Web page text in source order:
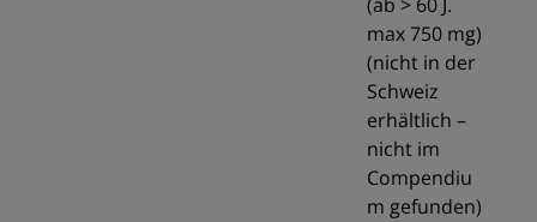
(ab > 60 J.
max 750 mg)
(nicht in der
Schweiz
erhältlich –
nicht im
Compendiu
m gefunden)